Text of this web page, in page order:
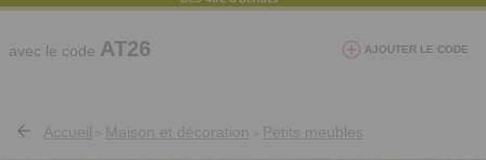
avec le code AT26 AJOUTER LE CODE
Accueil Maison et décoration Petits meubles